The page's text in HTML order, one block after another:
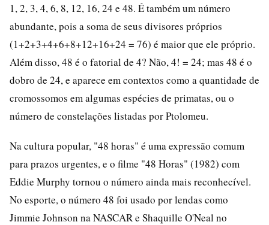
1, 2, 3, 4, 6, 8, 12, 16, 24 e 48. É também um número
abundante, pois a soma de seus divisores próprios
(1+2+3+4+6+8+12+16+24 = 76) é maior que ele próprio.
Além disso, 48 é o fatorial de 4? Não, 4! = 24; mas 48 é o
dobro de 24, e aparece em contextos como a quantidade de
cromossomos em algumas espécies de primatas, ou o
número de constelações listadas por Ptolomeu.
Na cultura popular, "48 horas" é uma expressão comum
para prazos urgentes, e o filme "48 Horas" (1982) com
Eddie Murphy tornou o número ainda mais reconhecível.
No esporte, o número 48 foi usado por lendas como
Jimmie Johnson na NASCAR e Shaquille O'Neal no